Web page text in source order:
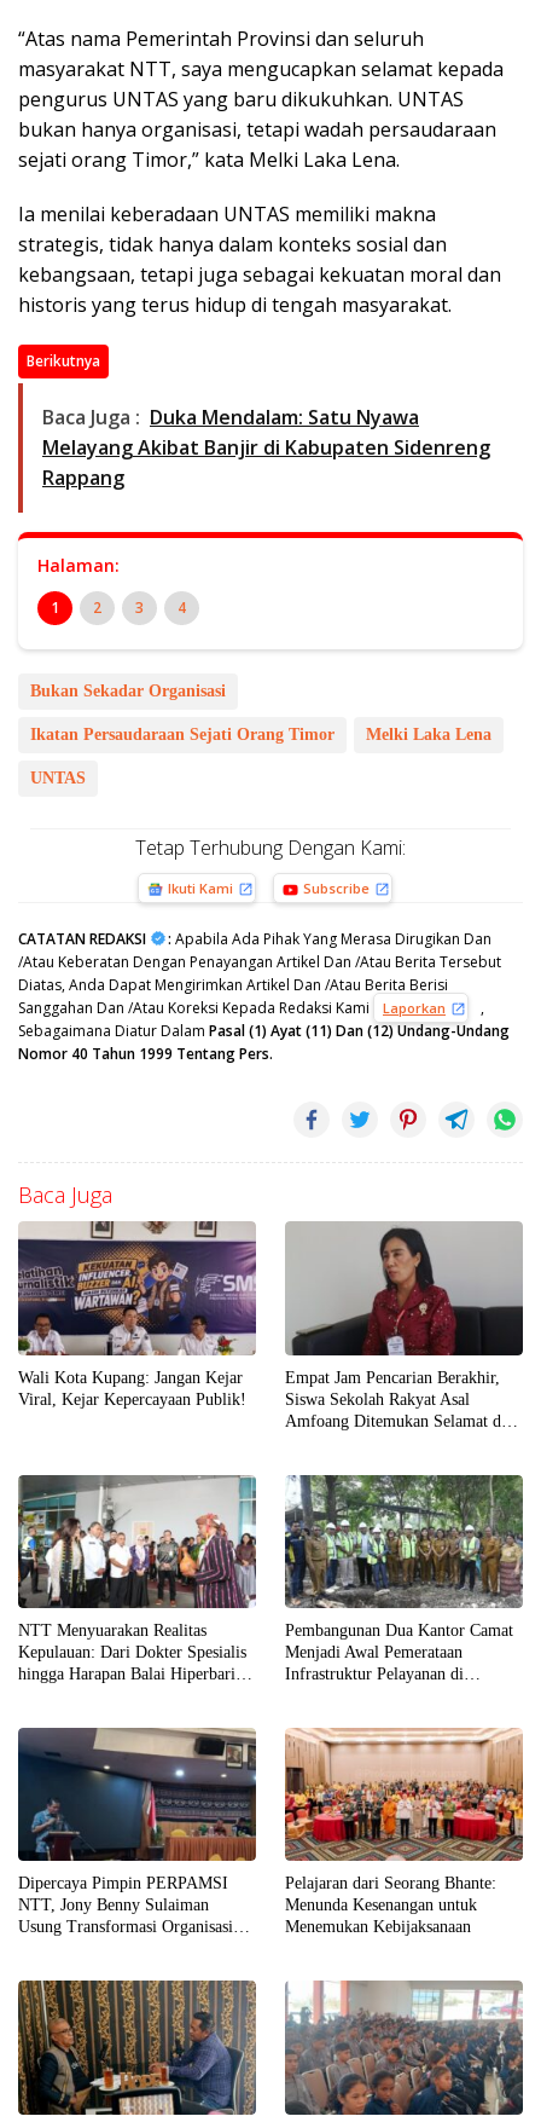
“Atas nama Pemerintah Provinsi dan seluruh
masyarakat NTT, saya mengucapkan selamat kepada
pengurus UNTAS yang baru dikukuhkan. UNTAS
bukan hanya organisasi, tetapi wadah persaudaraan
sejati orang Timor,” kata Melki Laka Lena.
Ia menilai keberadaan UNTAS memiliki makna
strategis, tidak hanya dalam konteks sosial dan
kebangsaan, tetapi juga sebagai kekuatan moral dan
historis yang terus hidup di tengah masyarakat.
Berikutnya
Baca Juga : Duka Mendalam: Satu Nyawa
Melayang Akibat Banjir di Kabupaten Sidenreng
Rappang
Halaman:
1 2 3 4
Bukan Sekadar Organisasi
Ikatan Persaudaraan Sejati Orang Timor Melki Laka Lena
UNTAS
Tetap Terhubung Dengan Kami:
Ikuti Kami Subscribe
CATATAN REDAKSI : Apabila Ada Pihak Yang Merasa Dirugikan Dan
/Atau Keberatan Dengan Penayangan Artikel Dan /Atau Berita Tersebut
Diatas, Anda Dapat Mengirimkan Artikel Dan /Atau Berita Berisi
Sanggahan Dan /Atau Koreksi Kepada Redaksi Kami
Laporkan
,
Sebagaimana Diatur Dalam Pasal (1) Ayat (11) Dan (12) Undang-Undang
Nomor 40 Tahun 1999 Tentang Pers.
Baca Juga
Wali Kota Kupang: Jangan Kejar
Viral, Kejar Kepercayaan Publik!
Empat Jam Pencarian Berakhir,
Siswa Sekolah Rakyat Asal
Amfoang Ditemukan Selamat dan
NTT Menyuarakan Realitas
Kepulauan: Dari Dokter Spesialis
hingga Harapan Balai Hiperbarik
Pembangunan Dua Kantor Camat
Menjadi Awal Pemerataan
Infrastruktur Pelayanan di
Dipercaya Pimpin PERPAMSI
NTT, Jony Benny Sulaiman
Usung Transformasi Organisasi
Pelajaran dari Seorang Bhante:
Menunda Kesenangan untuk
Menemukan Kebijaksanaan